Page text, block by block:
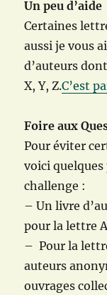
Un peu d’aide
Certaines
aussi je vous
d’auteurs
X, Y, Z.C’est
Foire aux
Pour éviter
voici
challenge :
– Un livre
pour la lettre
– Pour la
auteurs
ouvrages